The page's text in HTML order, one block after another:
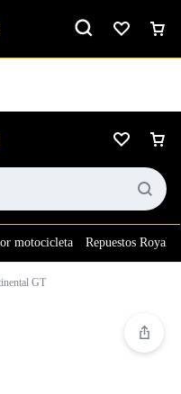
bolsillo. Ver calificación
motocicleta Repuestos Royal
GT